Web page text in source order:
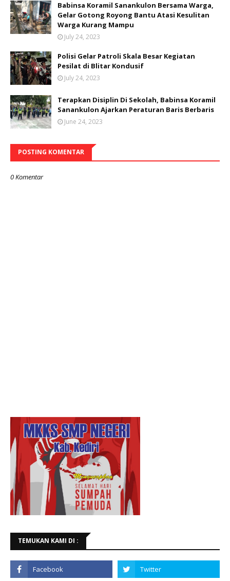
Babinsa Koramil Sanankulon Bersama Warga,
Gelar Gotong Royong Bantu Atasi Kesulitan
Warga Kurang Mampu
July 24, 2023
Polisi Gelar Patroli Skala Besar Kegiatan
Pesilat di Blitar Kondusif
July 24, 2023
Terapkan Disiplin Di Sekolah, Babinsa Koramil
Sanankulon Ajarkan Peraturan Baris Berbaris
June 24, 2023
POSTING KOMENTAR
0 Komentar
TEMUKAN KAMI DI :